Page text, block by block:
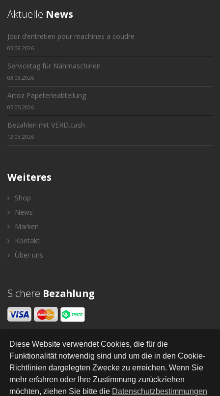
Diese Website verwendet Cookies, die für die
Funktionalität notwendig sind und um die in den Cookie-
Richtlinien dargelegten Zwecke zu erreichen. Wenn Sie
mehr erfahren oder Ihre Zustimmung zurückziehen
möchten, ziehen Sie bitte die Datenschutzbestimmungen
Aktuelle News
Jour d‘entretien pour machines a coudre
03.08.2026
Servicetag für Nähmaschinen
03.08.2026
Artoz Papeterieabteilung
07.05.2026
Bezahlen mit VERD.cash
12.03.2026
Weiteres
Shop
News
Marken
Kontakt
Über uns
Sichere Bezahlung
Newsletter
SENDEN